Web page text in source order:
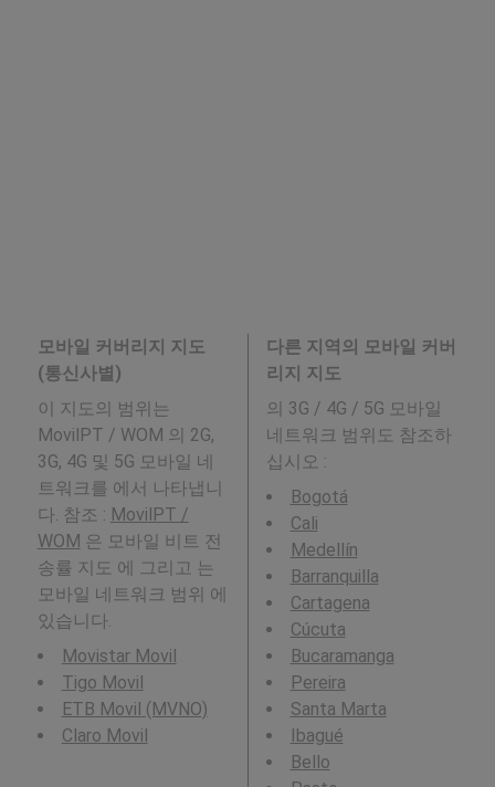
모바일 커버리지 지도
(통신사별)
이 지도의 범위는
MovilPT / WOM 의 2G,
3G, 4G 및 5G 모바일 네
트워크를 에서 나타냅니
다. 참조 : MovilPT /
WOM 은 모바일 비트 전
송률 지도 에 그리고 는
모바일 네트워크 범위 에
있습니다.
Movistar Movil
Tigo Movil
ETB Movil (MVNO)
Claro Movil
다른 지역의 모바일 커버
리지 지도
의 3G / 4G / 5G 모바일
네트워크 범위도 참조하
십시오 :
Bogotá
Cali
Medellín
Barranquilla
Cartagena
Cúcuta
Bucaramanga
Pereira
Santa Marta
Ibagué
Bello